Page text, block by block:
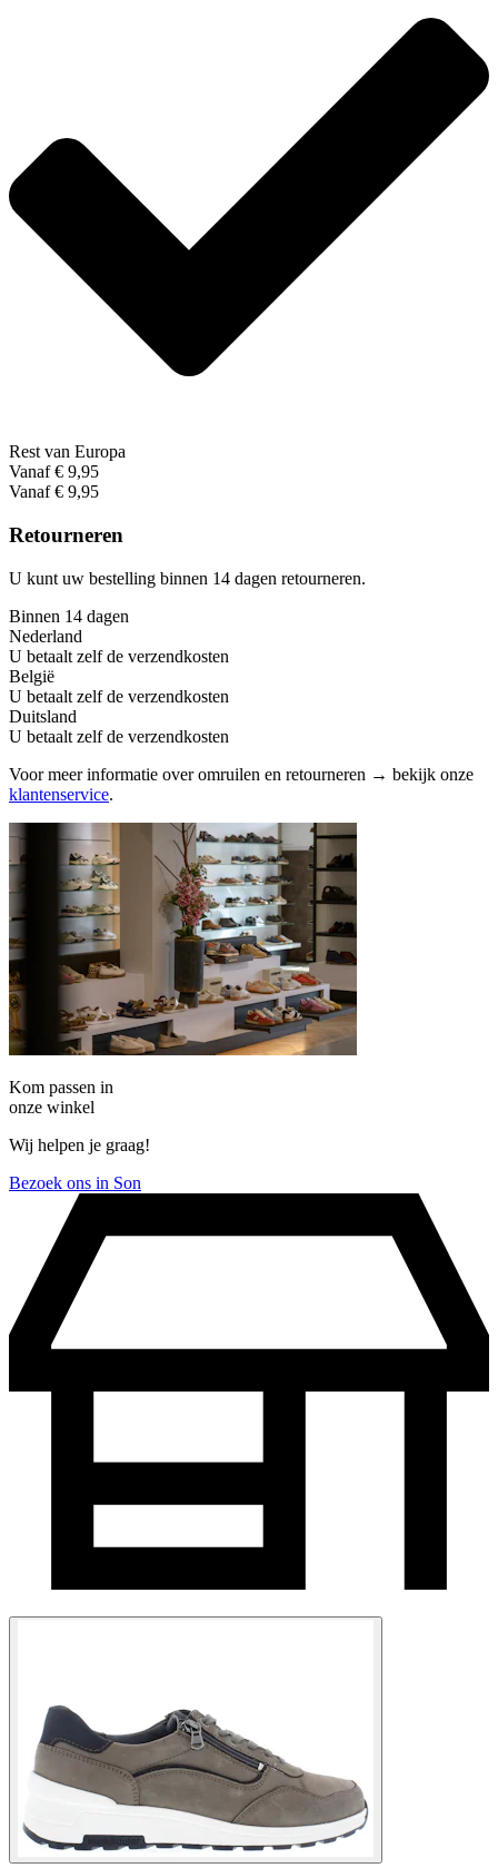
Rest van Europa
Vanaf € 9,95
Vanaf € 9,95
Retourneren
U kunt uw bestelling binnen 14 dagen retourneren.
Binnen 14 dagen
Nederland
U betaalt zelf de verzendkosten
België
U betaalt zelf de verzendkosten
Duitsland
U betaalt zelf de verzendkosten
Voor meer informatie over omruilen en retourneren → bekijk onze
klantenservice.
Kom passen in
onze winkel
Wij helpen je graag!
Bezoek ons in Son